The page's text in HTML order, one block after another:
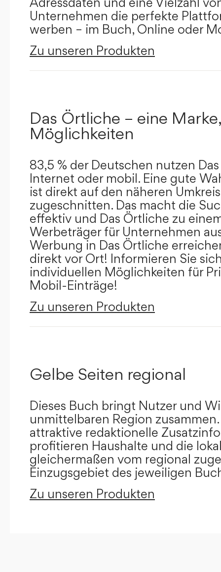
Unternehmen die perfekte
werben – im Buch, Online oder
Zu unseren Produkten
Das Örtliche – eine
Möglichkeiten
83,5 % der Deutschen nutzen
Internet oder mobil. Eine gute
ist direkt auf den näheren
zugeschnitten. Das macht die
effektiv und Das Örtliche zu
Werbeträger für Unternehmen
Werbung in Das Örtliche
direkt vor Ort! Informieren Sie
individuellen Möglichkeiten für
Mobil-Einträge!
Zu unseren Produkten
Gelbe Seiten regional
Dieses Buch bringt Nutzer und
unmittelbaren Region
attraktive redaktionelle
profitieren Haushalte und die
gleichermaßen vom regional
Einzugsgebiet des jeweiligen
Zu unseren Produkten